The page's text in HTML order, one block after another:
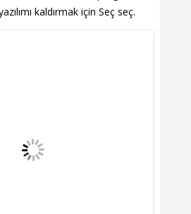
kaldırmak için Seç seç.